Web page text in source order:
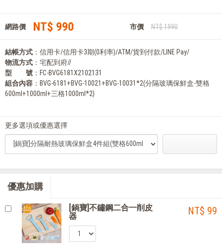
網路價 NT$ 990 市價 NT$ 1990
結帳方式 ：信用卡/信用卡3期(0利率)/ATM/貨到付款/LINE Pay/
物流方式 ：宅配到府//
型 號 ：FC-BVG6181X2102131
組合內容 ：BVG-6181+BVG-10021+BVG-10031*2(分隔玻璃保鮮盒-雙格
600ml+1000ml+三格1000ml*2)
更多選項或優惠選擇
優惠加購
[鍋寶]不鏽鋼二合一削皮
器
NT$ 99